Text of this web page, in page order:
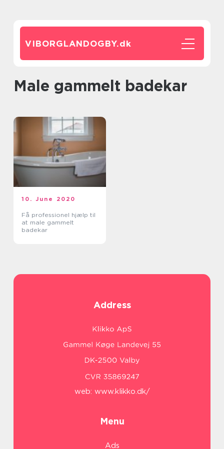
VIBORGLANDOGBY.dk
male gammelt badekar
10. June 2020
Få professionel hjælp til
at male gammelt
badekar
Address
web: www.klikko.dk/
Menu
Ads